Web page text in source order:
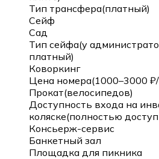
Тип трансфера(платный)
Сейф
Сад
Тип сейфа(у
платный)
Коворкинг
Цена номера(1000–3000 ₽/
Прокат(велосипедов)
Доступность входа на
коляске(полностью
Консьерж-сервис
Банкетный зал
Площадка для пикника